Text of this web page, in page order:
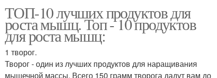
ТОП-10 лучших продуктов для
роста мышц. Топ - 10 продуктов
для роста мышц:
1 творог.
Творог - один из лучших продуктов для наращивания
мышечной массы. Всего 150 грамм творога дадут вам до